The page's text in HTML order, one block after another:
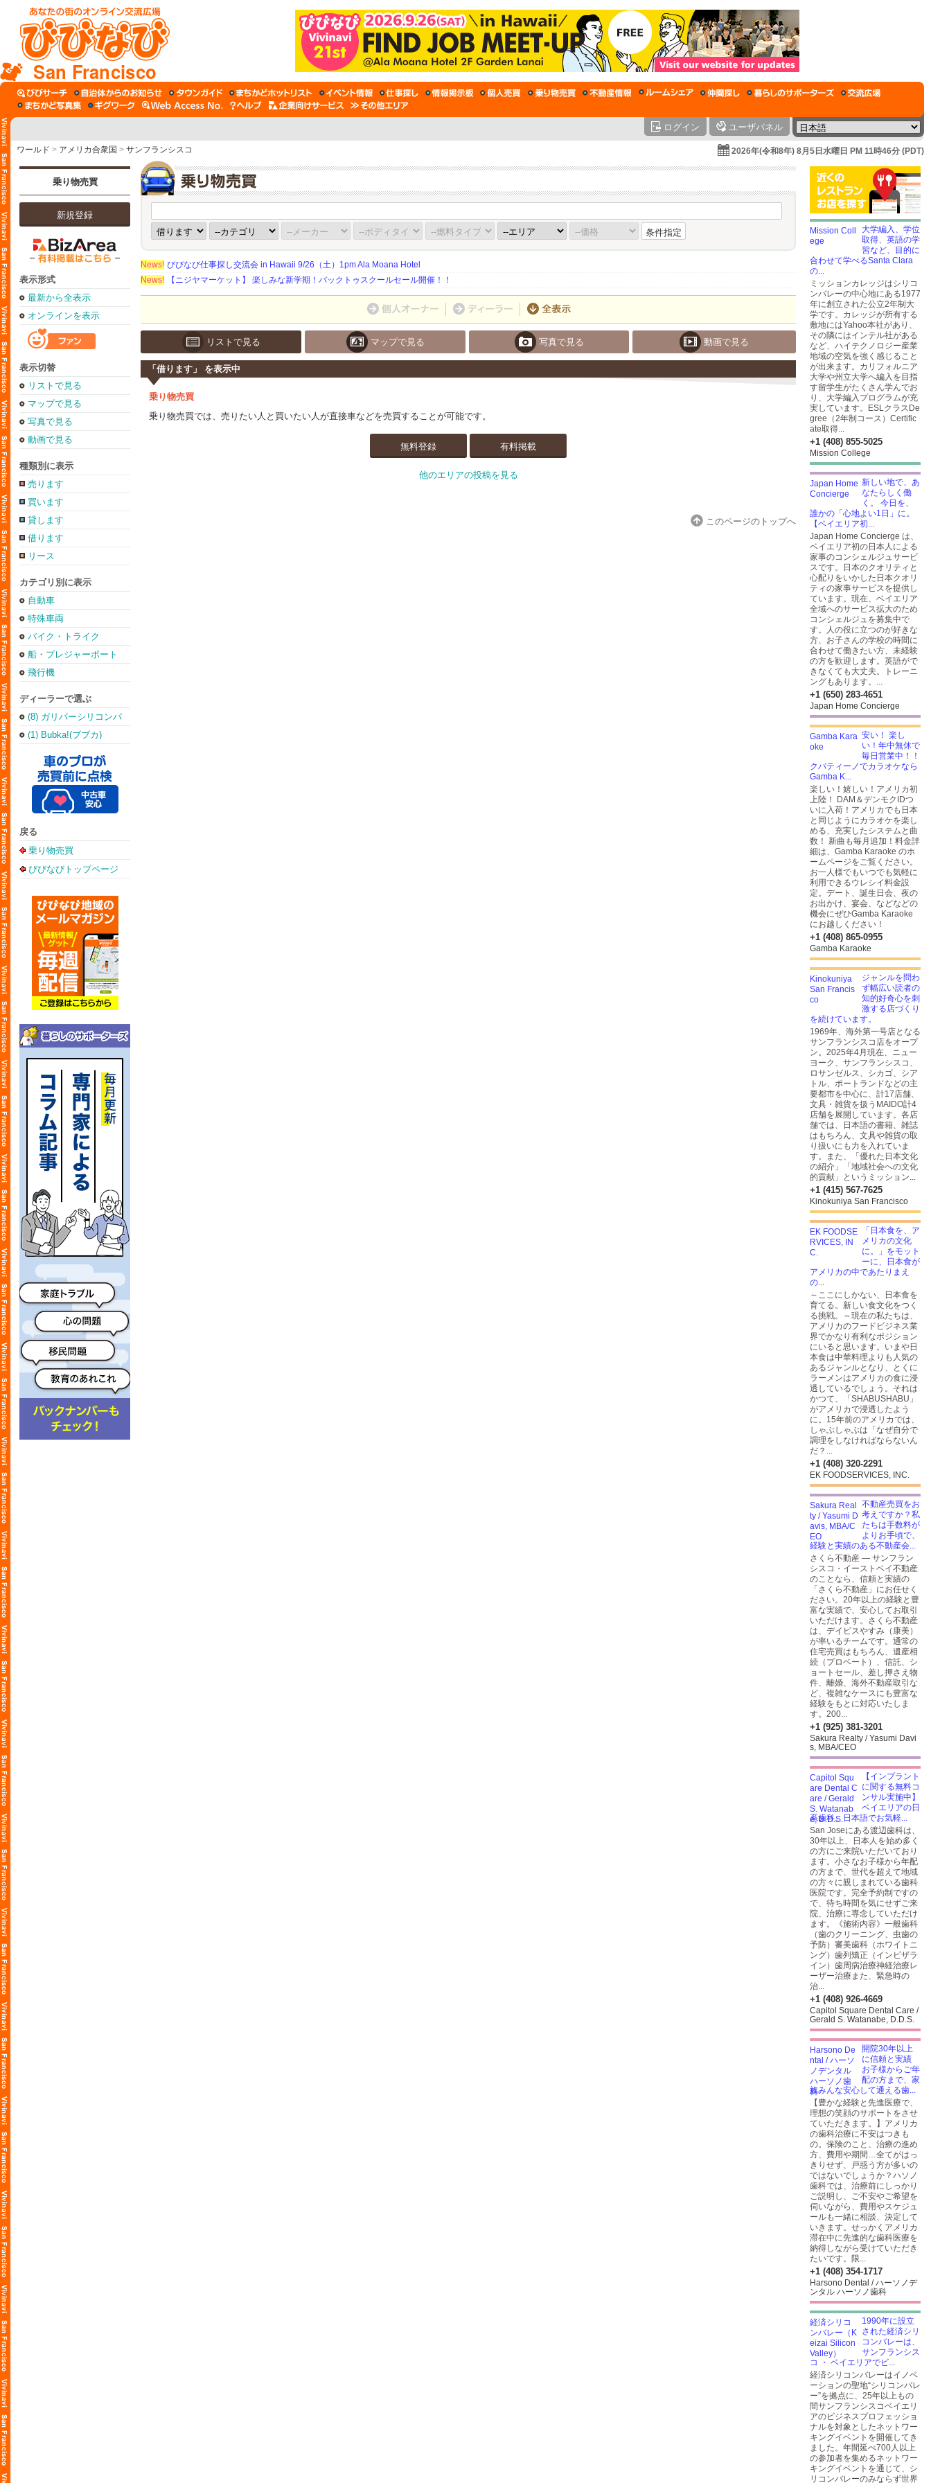
San Francisco
ログイン ユーザパネル
ワールド > アメリカ合衆国 > サンフランシスコ 2026年(令和8年) 8月5日水曜日 PM 11時46分 (PDT)
乗り物売買
新規登録
表示形式
最新から全表示
オンラインを表示
表示切替
リストで見る
マップで見る
写真で見る
動画で見る
種類別に表示
売ります
買います
貸します
借ります
リース
カテゴリ別に表示
自動車
特殊車両
バイク・トライク
船・プレジャーボート
飛行機
ディーラーで選ぶ
(8) ガリバーシリコンバ
レー店
(1) Bubka!(ブブカ)
戻る
乗り物売買
びびなびトップページ
条件指定
News! びびなび仕事探し交流会 in Hawaii 9/26（土）1pm Ala Moana Hotel
News!
【ニジヤマーケット】 楽しみな新学期！バックトゥスクールセール開催！！
リストで見る マップで見る 写真で見る 動画で見る
「借ります」 を表示中
乗り物売買
乗り物売買では、売りたい人と買いたい人が直接車などを売買することが可能です。
無料登録 有料掲載
他のエリアの投稿を見る
このページのトップへ
大学編入、学位
取得、英語の学
習など、目的に
合わせて学べるSanta Clara
の...
ミッションカレッジはシリコ
ンバレーの中心地にある1977
年に創立された公立2年制大
学です。カレッジが所有する
敷地にはYahoo本社があり、
その隣にはインテル社がある
など、ハイテクノロジー産業
地域の空気を強く感じること
が出来ます。カリフォルニア
大学や州立大学へ編入を目指
す留学生がたくさん学んでお
り、大学編入プログラムが充
実しています。ESLクラスDe
gree（2年制コース）Certific
ate取得...
+1 (408) 855-5025
Mission College
新しい地で、あ
なたらしく働
く。 今日を、
誰かの「心地よい1日」に。
【ベイエリア初...
Japan Home Concierge は、
ベイエリア初の日本人による
家事のコンシェルジュサービ
スです。日本のクオリティと
心配りをいかした日本クオリ
ティの家事サービスを提供し
ています。現在、ベイエリア
全域へのサービス拡大のため
コンシェルジュを募集中で
す。人の役に立つのが好きな
方、お子さんの学校の時間に
合わせて働きたい方、未経験
の方を歓迎します。英語がで
きなくても大丈夫。トレーニ
ングもあります。...
+1 (650) 283-4651
Japan Home Concierge
安い！ 楽し
い！年中無休で
毎日営業中！！
クパティーノでカラオケなら
Gamba K...
楽しい！嬉しい！アメリカ初
上陸！ DAM＆デンモクIDつ
いに入荷！アメリカでも日本
と同じようにカラオケを楽し
める、充実したシステムと曲
数！ 新曲も毎月追加！料金詳
細は、Gamba Karaoke のホ
ームページをご覧ください。
お一人様でもいつでも気軽に
利用できるウレシイ料金設
定。デート、誕生日会、夜の
お出かけ、宴会、などなどの
機会にぜひGamba Karaoke
にお越しください！
+1 (408) 865-0955
Gamba Karaoke
ジャンルを問わ
ず幅広い読者の
知的好奇心を刺
激する店づくり
を続けています。
1969年、海外第一号店となる
サンフランシスコ店をオープ
ン。2025年4月現在、ニュー
ヨーク、サンフランシスコ、
ロサンゼルス、シカゴ、シア
トル、ポートランドなどの主
要都市を中心に、計17店舗、
文具・雑貨を扱うMAIDO計4
店舗を展開しています。各店
舗では、日本語の書籍、雑誌
はもちろん、文具や雑貨の取
り扱いにも力を入れていま
す。また、「優れた日本文化
の紹介」「地域社会への文化
的貢献」というミッション...
+1 (415) 567-7625
Kinokuniya San Francisco
「日本食を、ア
メリカの文化
に。」をモット
ーに、日本食が
アメリカの中であたりまえ
の...
～ここにしかない、日本食を
育てる。新しい食文化をつく
る挑戦。～現在の私たちは、
アメリカのフードビジネス業
界でかなり有利なポジション
にいると思います。いまや日
本食は中華料理よりも人気の
あるジャンルとなり、とくに
ラーメンはアメリカの食に浸
透しているでしょう。それは
かつて、「SHABUSHABU」
がアメリカで浸透したよう
に。15年前のアメリカでは、
しゃぶしゃぶは「なぜ自分で
調理をしなければならないん
だ？...
+1 (408) 320-2291
EK FOODSERVICES, INC.
不動産売買をお
考えですか？私
たちは手数料が
よりお手頃で、
経験と実績のある不動産会...
さくら不動産 — サンフラン
シスコ・イーストベイ不動産
のことなら、信頼と実績の
「さくら不動産」にお任せく
ださい。20年以上の経験と豊
富な実績で、安心してお取引
いただけます。さくら不動産
は、デイビスやすみ（康美）
が率いるチームです。通常の
住宅売買はもちろん、遺産相
続（プロベート）、信託、シ
ョートセール、差し押さえ物
件、離婚、海外不動産取引な
ど、複雑なケースにも豊富な
経験をもとに対応いたしま
す。200...
+1 (925) 381-3201
Sakura Realty / Yasumi Davi
s, MBA/CEO
【インプラント
に関する無料コ
ンサル実施中】
ベイエリアの日
系歯科。日本語でお気軽...
San Joseにある渡辺歯科は、
30年以上、日本人を始め多く
の方にご来院いただいており
ます。小さなお子様から年配
の方まで、世代を超えて地域
の方々に親しまれている歯科
医院です。完全予約制ですの
で、待ち時間を気にせずご来
院、治療に専念していただけ
ます。《施術内容》一般歯科
（歯のクリーニング、虫歯の
予防）審美歯科（ホワイトニ
ング）歯列矯正（インビザラ
イン）歯周病治療神経治療レ
ーザー治療また、緊急時の
治...
+1 (408) 926-4669
Capitol Square Dental Care /
Gerald S. Watanabe, D.D.S.
開院30年以上
に信頼と実績
お子様からご年
配の方まで、家
族みんな安心して通える歯...
【豊かな経験と先進医療で、
理想の笑顔のサポートをさせ
ていただきます。】アメリカ
の歯科治療に不安はつきも
の。保険のこと、治療の進め
方、費用や期間…全てがはっ
きりせず、戸惑う方が多いの
ではないでしょうか？ハソノ
歯科では、治療前にしっかり
ご説明し、ご不安やご希望を
伺いながら、費用やスケジュ
ールも一緒に相談、決定して
いきます。せっかくアメリカ
滞在中に先進的な歯科医療を
納得しながら受けていただき
たいです。限...
+1 (408) 354-1717
Harsono Dental / ハーソノデ
ンタル ハーソノ歯科
1990年に設立
された経済シリ
コンバレーは、
サンフランシス
コ ・ ベイエリアでビ...
経済シリコンバレーはイノベ
ーションの聖地“シリコンバレ
ー”を拠点に、25年以上もの
間サンフランシスコベイエリ
アのビジネスプロフェッショ
ナルを対象としたネットワー
キングイベントを開催してき
ました。年間延べ700人以上
の参加者を集めるネットワー
キングイベントを通じて、シ
リコンバレーのみならず世界